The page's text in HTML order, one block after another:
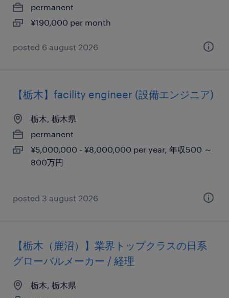
permanent
¥190,000 per month
posted 6 august 2026
【栃木】facility engineer (設備エンジニア)
栃木, 栃木県
permanent
¥5,000,000 - ¥8,000,000 per year, 年収500 ～
800万円
posted 3 august 2026
【栃木（鹿沼）】業界トップクラスの日系
グローバルメーカー / 経理
栃木, 栃木県